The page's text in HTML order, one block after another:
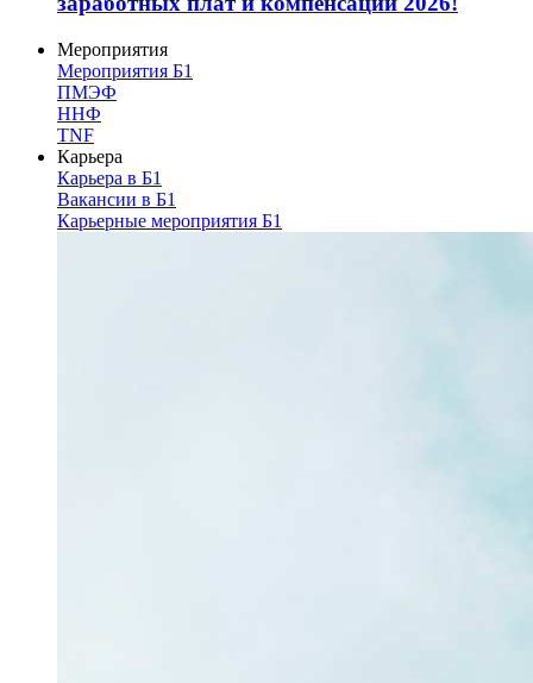
Мероприятия
Мероприятия Б1
ПМЭФ
ННФ
TNF
Карьера
Карьера в Б1
Вакансии в Б1
Карьерные мероприятия Б1